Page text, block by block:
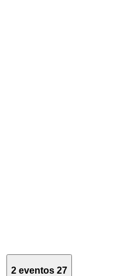
2 eventos 27